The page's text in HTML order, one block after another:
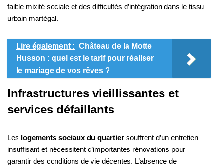
faible mixité sociale et des difficultés d’intégration dans le tissu
urbain martégal.
Lire également : Château de la Motte
Husson : quel est le tarif pour réaliser
le mariage de vos rêves ?
Infrastructures vieillissantes et
services défaillants
Les logements sociaux du quartier souffrent d’un entretien
insuffisant et nécessitent d’importantes rénovations pour
garantir des conditions de vie décentes. L’absence de